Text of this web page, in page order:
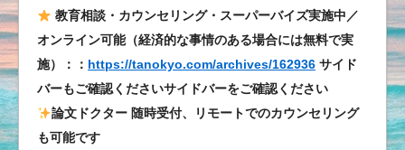
教育相談・カウンセリング・スーパーバイズ実施中／
オンライン可能（経済的な事情のある場合には無料で実
施）：： https://tanokyo.com/archives/162936 サイド
バーもご確認くださいサイドバーをご確認ください
論文ドクター 随時受付、リモートでのカウンセリング
も可能です